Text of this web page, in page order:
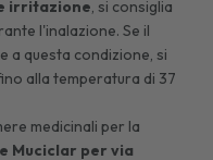
irritazione, si consiglia
l'inalazione. Se il
a questa condizione, si
alla temperatura di 37
medicinali per la
Muciclar per via